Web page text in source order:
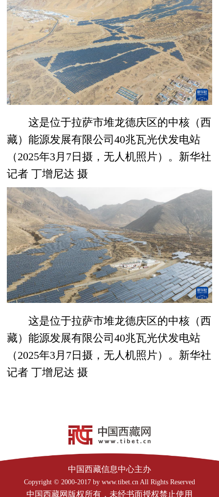
这是位于拉萨市堆龙德庆区的中核（西
藏）能源发展有限公司40兆瓦光伏发电站
（2025年3月7日摄，无人机照片）。新华社
记者 丁增尼达 摄
这是位于拉萨市堆龙德庆区的中核（西
藏）能源发展有限公司40兆瓦光伏发电站
（2025年3月7日摄，无人机照片）。新华社
记者 丁增尼达 摄
中国西藏信息中心主办
Copyright © 2000-2017 by www.tibet.cn All Rights Reserved
中国西藏网版权所有，未经书面授权禁止使用